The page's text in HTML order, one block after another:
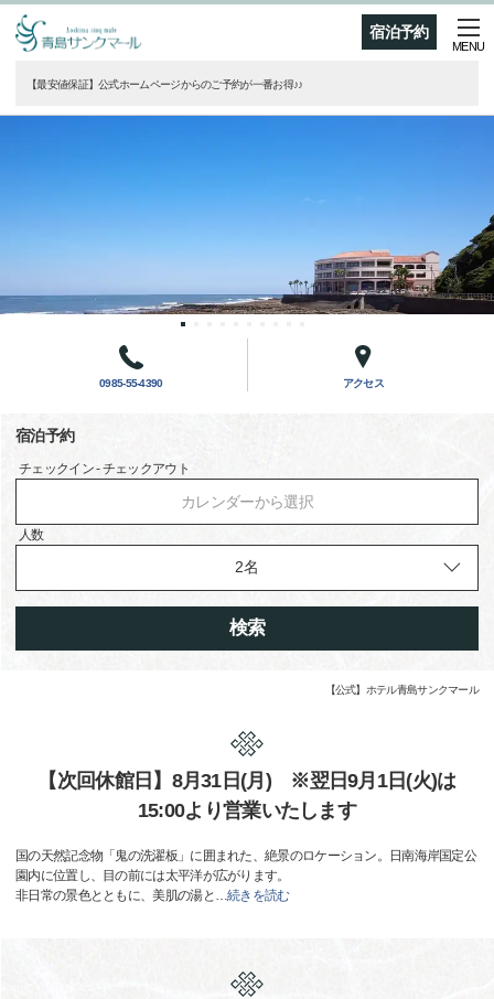
宿泊予約
MENU
【最安値保証】公式ホームページからのご予約が一番お得♪♪
0985-55-4390 アクセス
宿泊予約
チェックイン - チェックアウト
カレンダーから選択
人数
検索
【公式】ホテル青島サンクマール
【次回休館日】8月31日(月) ※翌日9月1日(火)は
15:00より営業いたします
国の天然記念物「鬼の洗濯板」に囲まれた、絶景のロケーション。日南海岸国定公
園内に位置し、目の前には太平洋が広がります。
非日常の景色とともに、美肌の湯と …続きを読む